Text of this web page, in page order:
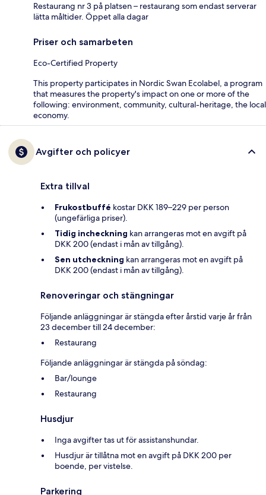
Restaurang nr 3 på platsen – restaurang som endast serverar
lätta måltider. Öppet alla dagar
Priser och samarbeten
Eco-Certified Property
This property participates in Nordic Swan Ecolabel, a program
that measures the property's impact on one or more of the
following: environment, community, cultural-heritage, the local
economy.
Avgifter och policyer
Extra tillval
Frukostbuffé kostar DKK 189–229 per person
(ungefärliga priser).
Tidig incheckning kan arrangeras mot en avgift på
DKK 200 (endast i mån av tillgång).
Sen utcheckning kan arrangeras mot en avgift på
DKK 200 (endast i mån av tillgång).
Renoveringar och stängningar
Följande anläggningar är stängda efter årstid varje år från
23 december till 24 december:
Restaurang
Följande anläggningar är stängda på söndag:
Bar/lounge
Restaurang
Husdjur
Inga avgifter tas ut för assistanshundar.
Husdjur är tillåtna mot en avgift på DKK 200 per
boende, per vistelse.
Parkering